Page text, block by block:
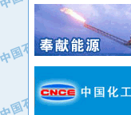
·山东东营胜利工业园
·自贡五洲防腐安装有
·上海山武控制仪表有
·上海赛科石油化工有
·河北卓唯钢管制造有
·中国石化扬子石油化
·中国石化上海石油化